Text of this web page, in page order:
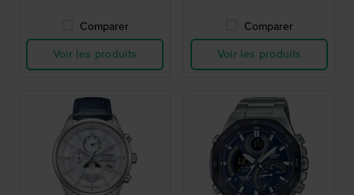
Comparer
Voir les produits
Comparer
Voir les produits